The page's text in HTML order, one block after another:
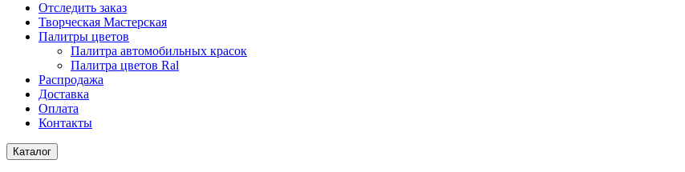
Отследить заказ
Творческая Мастерская
Палитры цветов
Палитра автомобильных красок
Палитра цветов Ral
Распродажа
Доставка
Оплата
Контакты
Каталог